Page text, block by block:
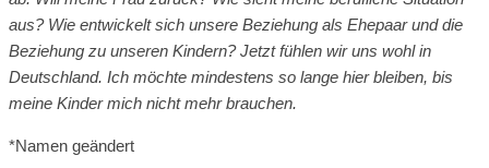
aus? Wie entwickelt sich unsere Beziehung als Ehepaar und die
Beziehung zu unseren Kindern? Jetzt fühlen wir uns wohl in
Deutschland. Ich möchte mindestens so lange hier bleiben, bis
meine Kinder mich nicht mehr brauchen.
*Namen geändert